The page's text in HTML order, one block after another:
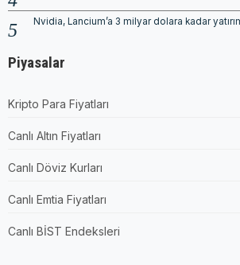
Nvidia, Lancium’a 3 milyar dolara kadar
Piyasalar
Kripto Para Fiyatları
Canlı Altın Fiyatları
Canlı Döviz Kurları
Canlı Emtia Fiyatları
Canlı BİST Endeksleri